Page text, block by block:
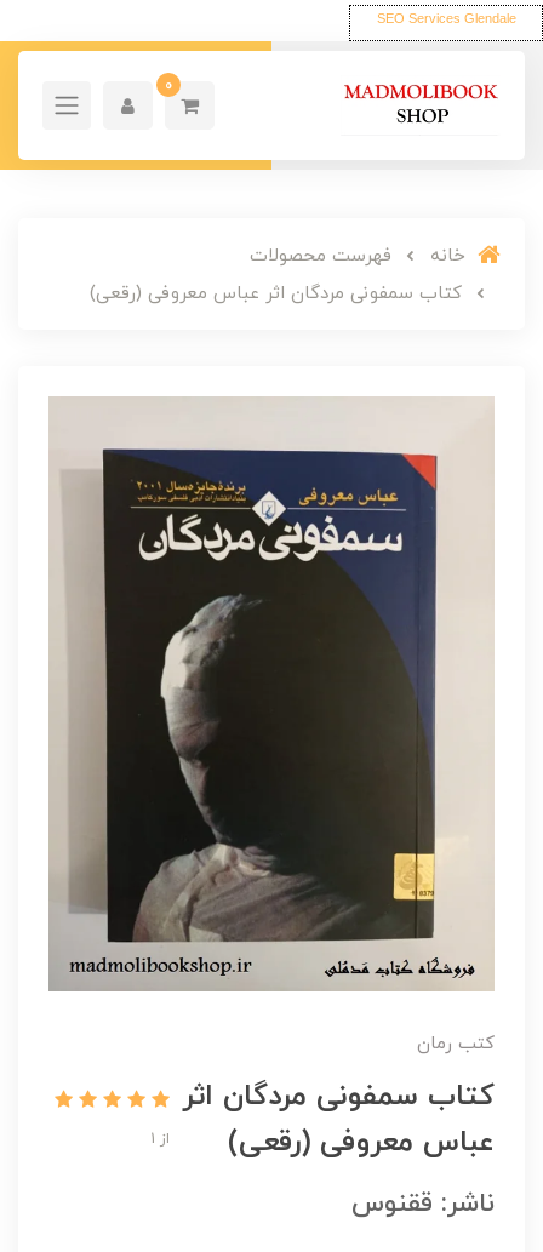
SEO Services Glendale
0
خانه
فهرست محصولات
کتاب سمفونی مردگان اثر عباس معروفی (رقعی)
کتب رمان
کتاب سمفونی مردگان اثر
عباس معروفی (رقعی)
از 1
ناشر: ققنوس